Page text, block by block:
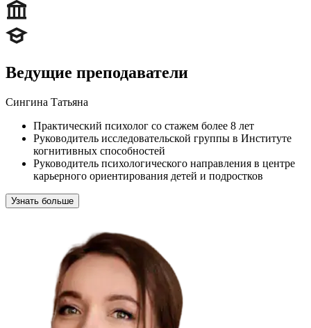
Ведущие преподаватели
Сингина Татьяна
Практический психолог со стажем более 8 лет
Руководитель исследовательской группы в Институте
когнитивных способностей
Руководитель психологического направления в центре
карьерного ориентирования детей и подростков
Узнать больше